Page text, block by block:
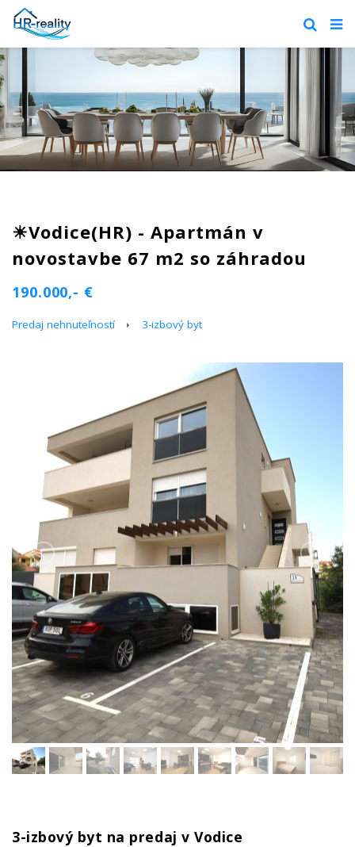
☀Vodice(HR) - Apartmán v
novostavbe 67 m2 so záhradou
190.000,- €
Predaj nehnuteľností 3-izbový byt
3-izbový byt na predaj v Vodice